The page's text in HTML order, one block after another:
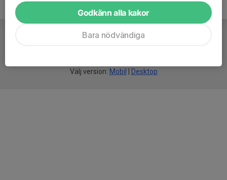
Välj version: Mobil Desktop
Godkänn alla kakor
Bara nödvändiga